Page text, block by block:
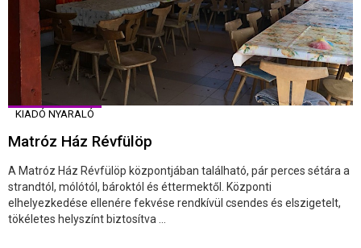
KIADÓ NYARALÓ
Matróz Ház Révfülöp
A Matróz Ház Révfülöp központjában található, pár perces sétára a
strandtól, mólótól, bároktól és éttermektől. Központi
elhelyezkedése ellenére fekvése rendkívül csendes és elszigetelt,
tökéletes helyszínt biztosítva ...